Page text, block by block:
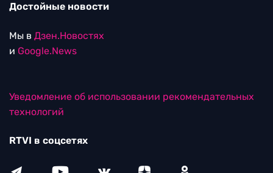
Достойные новости
Мы в Дзен.Новостях
и Google.News
Уведомление об использовании рекомендательных
технологий
RTVI в соцсетях